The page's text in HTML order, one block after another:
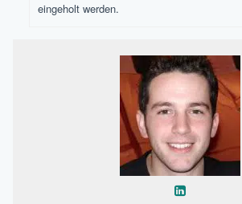
eingeholt werden.